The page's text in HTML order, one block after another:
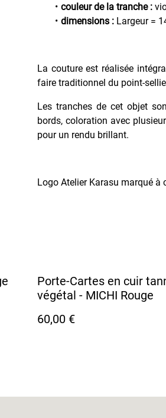
couleur de la tranche :
dimensions : Largeur =
La couture est réalisée
faire traditionnel du point-
Les tranches de cet objet
bords, coloration avec
pour un rendu brillant.
Logo Atelier Karasu marqué à
Porte-Cartes en cuir
végétal - MICHI Rouge
60,00 €